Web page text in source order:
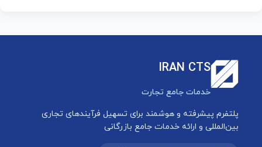
IRAN CTS
خدمات جامع تجارت
پلتفرم پیشرفته و هوشمند برای تسهیل فرآیندهای تجاری
بین‌المللی و ارائه خدمات جامع بازرگانی